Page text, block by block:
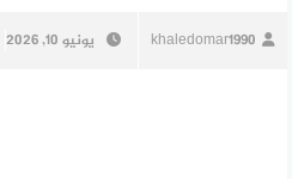
khaledomar1990 يونيو 10, 2026